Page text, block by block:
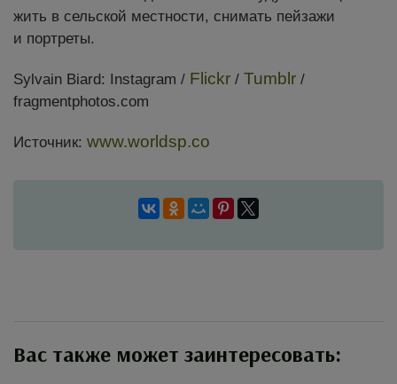
жить в сельской местности, снимать пейзажи
и портреты.
Sylvain Biard: Instagram / Flickr / Tumblr /
fragmentphotos.com
Источник: www.worldsp.co
Вас также может заинтересовать: